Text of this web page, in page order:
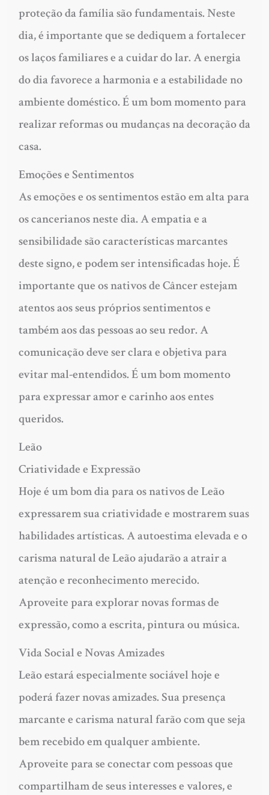
proteção da família são fundamentais. Neste
dia, é importante que se dediquem a fortalecer
os laços familiares e a cuidar do lar. A energia
do dia favorece a harmonia e a estabilidade no
ambiente doméstico. É um bom momento para
realizar reformas ou mudanças na decoração da
casa.
Emoções e Sentimentos
As emoções e os sentimentos estão em alta para
os cancerianos neste dia. A empatia e a
sensibilidade são características marcantes
deste signo, e podem ser intensificadas hoje. É
importante que os nativos de Câncer estejam
atentos aos seus próprios sentimentos e
também aos das pessoas ao seu redor. A
comunicação deve ser clara e objetiva para
evitar mal-entendidos. É um bom momento
para expressar amor e carinho aos entes
queridos.
Leão
Criatividade e Expressão
Hoje é um bom dia para os nativos de Leão
expressarem sua criatividade e mostrarem suas
habilidades artísticas. A autoestima elevada e o
carisma natural de Leão ajudarão a atrair a
atenção e reconhecimento merecido.
Aproveite para explorar novas formas de
expressão, como a escrita, pintura ou música.
Vida Social e Novas Amizades
Leão estará especialmente sociável hoje e
poderá fazer novas amizades. Sua presença
marcante e carisma natural farão com que seja
bem recebido em qualquer ambiente.
Aproveite para se conectar com pessoas que
compartilham de seus interesses e valores, e